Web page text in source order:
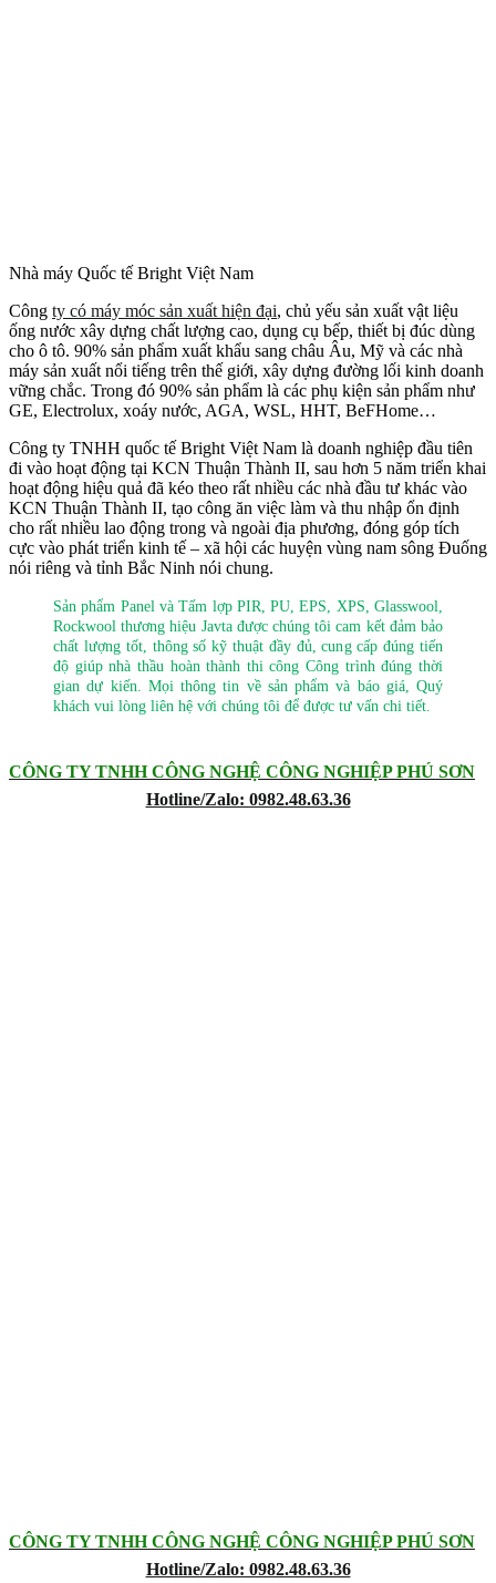
Nhà máy Quốc tế Bright Việt Nam
Công ty có máy móc sản xuất hiện đại, chủ yếu sản xuất vật liệu
ống nước xây dựng chất lượng cao, dụng cụ bếp, thiết bị đúc dùng
cho ô tô. 90% sản phẩm xuất khẩu sang châu Âu, Mỹ và các nhà
máy sản xuất nổi tiếng trên thế giới, xây dựng đường lối kinh doanh
vững chắc. Trong đó 90% sản phẩm là các phụ kiện sản phẩm như
GE, Electrolux, xoáy nước, AGA, WSL, HHT, BeFHome…
Công ty TNHH quốc tế Bright Việt Nam là doanh nghiệp đầu tiên
đi vào hoạt động tại KCN Thuận Thành II, sau hơn 5 năm triển khai
hoạt động hiệu quả đã kéo theo rất nhiều các nhà đầu tư khác vào
KCN Thuận Thành II, tạo công ăn việc làm và thu nhập ổn định
cho rất nhiều lao động trong và ngoài địa phương, đóng góp tích
cực vào phát triển kinh tế – xã hội các huyện vùng nam sông Đuống
nói riêng và tỉnh Bắc Ninh nói chung.
Sản phẩm Panel và Tấm lợp PIR, PU, EPS, XPS, Glasswool,
Rockwool thương hiệu Javta được chúng tôi cam kết đảm bảo
chất lượng tốt, thông số kỹ thuật đầy đủ, cung cấp đúng tiến
độ giúp nhà thầu hoàn thành thi công Công trình đúng thời
gian dự kiến. Mọi thông tin về sản phẩm và báo giá, Quý
khách vui lòng liên hệ với chúng tôi để được tư vấn chi tiết.
CÔNG TY TNHH CÔNG NGHỆ CÔNG NGHIỆP PHÚ SƠN
Hotline/Zalo: 0982.48.63.36
CÔNG TY TNHH CÔNG NGHỆ CÔNG NGHIỆP PHÚ SƠN
Hotline/Zalo: 0982.48.63.36